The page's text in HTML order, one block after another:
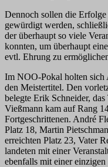
Dennoch sollen die
gewürdigt werden,
der überhaupt so viele
konnten, um überhaupt
evtl. Ehrung zu
Im NOO-Pokal holten sich
den Meistertitel. Den
belegte Erik Schneider,
Vießmann kam auf Rang
Fortgeschrittenen. André
Platz 18, Martin
erreichten Platz 23, Vater
landeten mit einer
ebenfalls mit einer